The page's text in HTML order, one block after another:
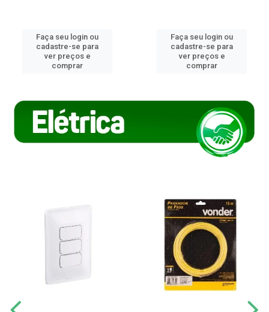
Faça seu login ou
cadastre-se para
ver preços e
comprar
Faça seu login ou
cadastre-se para
ver preços e
comprar